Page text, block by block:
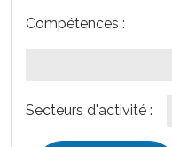
Compétences :
Secteurs d'activité :